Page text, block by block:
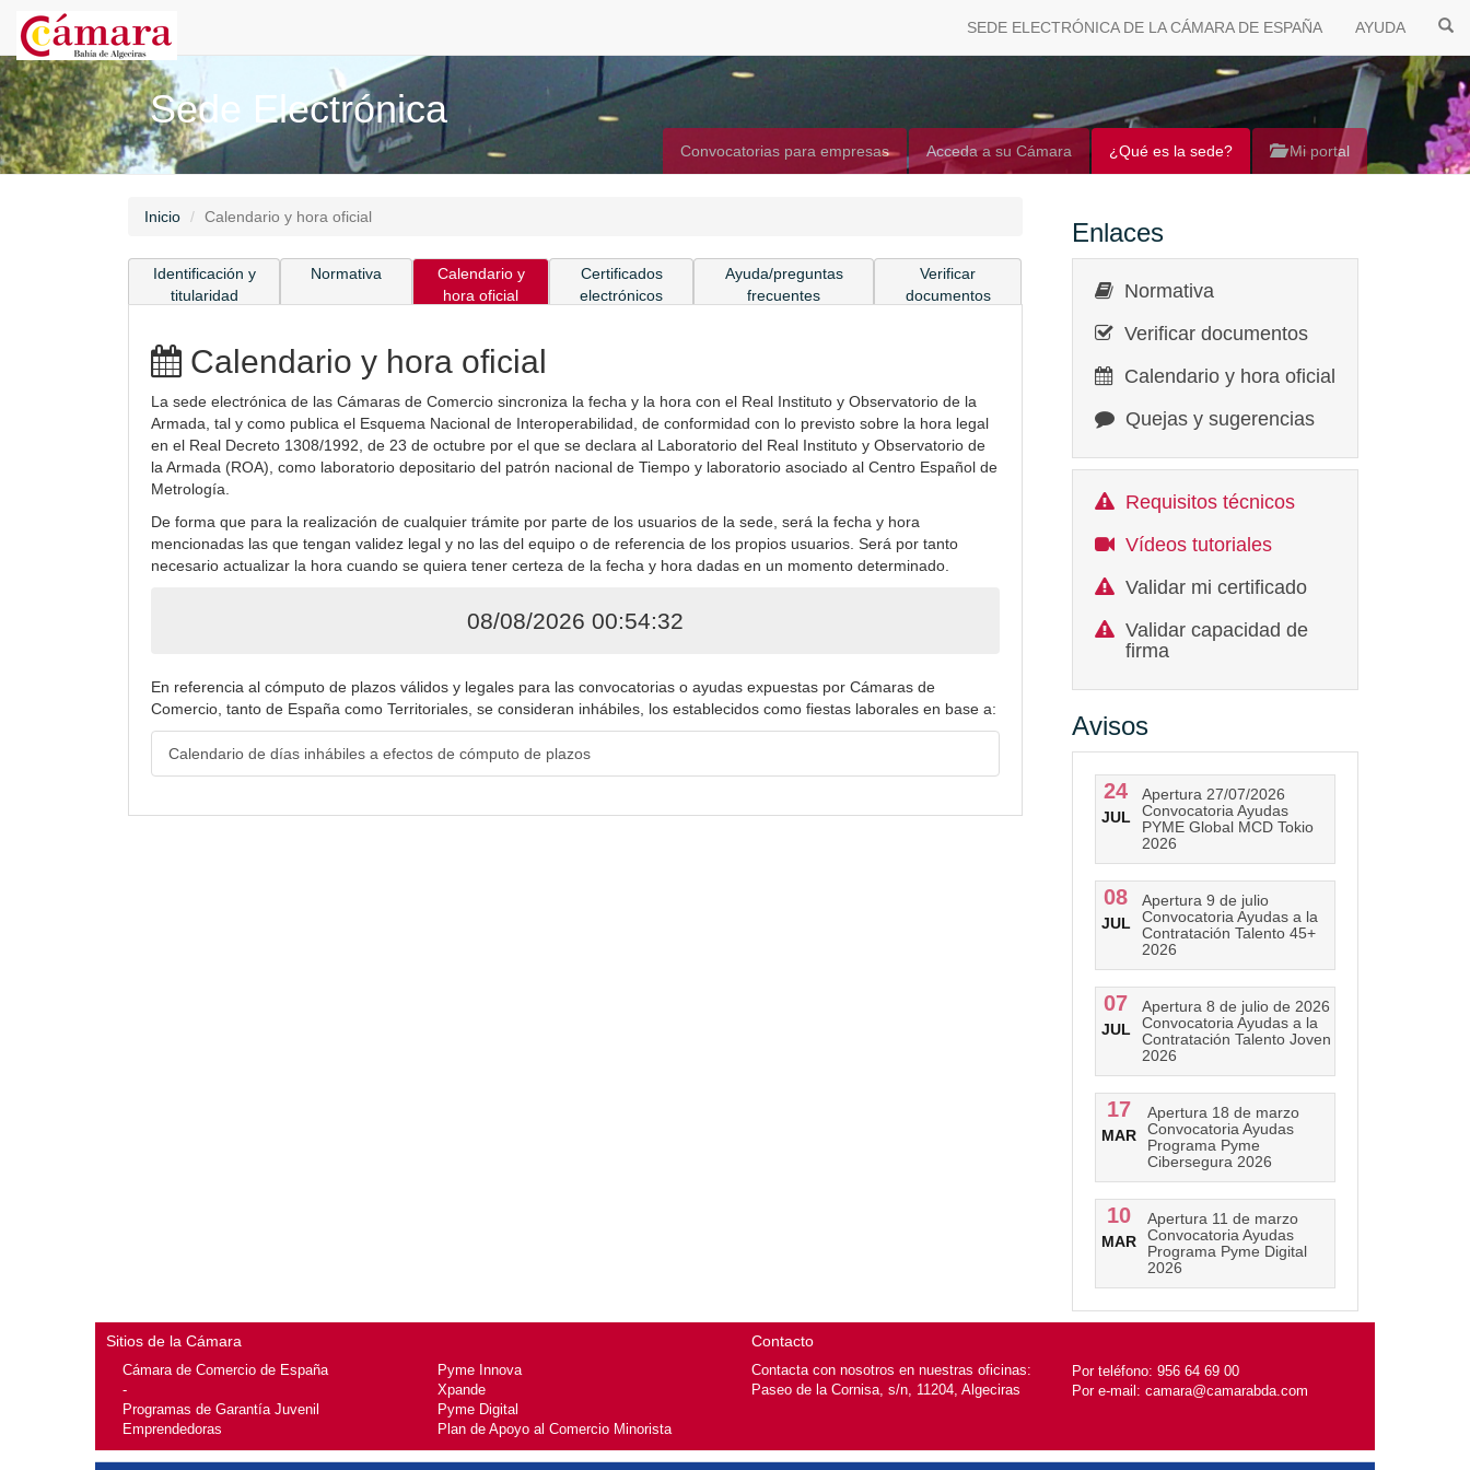
SEDE ELECTRÓNICA DE LA CÁMARA DE ESPAÑA AYUDA
Sede Electrónica
Convocatorias para empresas Acceda a su Cámara ¿Qué es la sede? Mi portal
Inicio Calendario y hora oficial
Identificación y
titularidad
Normativa
Calendario y
hora oficial
Certificados
electrónicos
Ayuda/preguntas
frecuentes
Verificar
documentos
Calendario y hora oficial
La sede electrónica de las Cámaras de Comercio sincroniza la fecha y la hora con el Real Instituto y Observatorio de la
Armada, tal y como publica el Esquema Nacional de Interoperabilidad, de conformidad con lo previsto sobre la hora legal
en el Real Decreto 1308/1992, de 23 de octubre por el que se declara al Laboratorio del Real Instituto y Observatorio de
la Armada (ROA), como laboratorio depositario del patrón nacional de Tiempo y laboratorio asociado al Centro Español de
Metrología.
De forma que para la realización de cualquier trámite por parte de los usuarios de la sede, será la fecha y hora
mencionadas las que tengan validez legal y no las del equipo o de referencia de los propios usuarios. Será por tanto
necesario actualizar la hora cuando se quiera tener certeza de la fecha y hora dadas en un momento determinado.
08/08/2026 00:54:32
En referencia al cómputo de plazos válidos y legales para las convocatorias o ayudas expuestas por Cámaras de
Comercio, tanto de España como Territoriales, se consideran inhábiles, los establecidos como fiestas laborales en base a:
Calendario de días inhábiles a efectos de cómputo de plazos
Enlaces
Normativa
Verificar documentos
Calendario y hora oficial
Quejas y sugerencias
Requisitos técnicos
Vídeos tutoriales
Validar mi certificado
Validar capacidad de
firma
Avisos
24
JUL
Apertura 27/07/2026
Convocatoria Ayudas
PYME Global MCD Tokio
2026
08
JUL
Apertura 9 de julio
Convocatoria Ayudas a la
Contratación Talento 45+
2026
07
JUL
Apertura 8 de julio de 2026
Convocatoria Ayudas a la
Contratación Talento Joven
2026
17
MAR
Apertura 18 de marzo
Convocatoria Ayudas
Programa Pyme
Cibersegura 2026
10
MAR
Apertura 11 de marzo
Convocatoria Ayudas
Programa Pyme Digital
2026
Sitios de la Cámara
Cámara de Comercio de España
-
Programas de Garantía Juvenil
Emprendedoras
Pyme Innova
Xpande
Pyme Digital
Plan de Apoyo al Comercio Minorista
Contacto
Contacta con nosotros en nuestras oficinas:
Paseo de la Cornisa, s/n, 11204, Algeciras
Por teléfono: 956 64 69 00
Por e-mail: camara@camarabda.com